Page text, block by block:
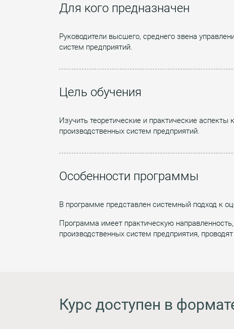
Для кого предназначен
Руководители высшего, среднего звена
систем предприятий.
Цель обучения
Изучить теоретические и практические
производственных систем предприятий.
Особенности программы
В программе представлен системный подход к
Программа имеет практическую
производственных систем предприятия,
Курс доступен в